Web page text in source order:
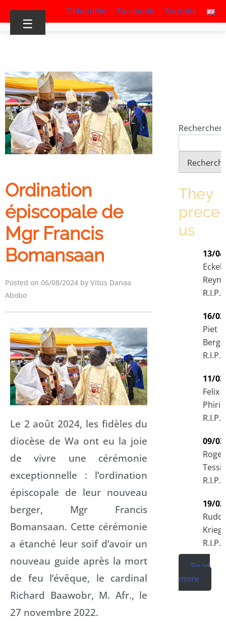
S’identifier Facebook Youtube
☰
Ordination
épiscopale de
Mgr Francis
Bomansaan
Posted on 06/08/2024 by Vitus Danaa
Abobo
Le 2 août 2024, les fidèles du
diocèse de Wa ont eu la joie
de vivre une cérémonie
exceptionnelle : l’ordination
épiscopale de leur nouveau
berger, Mgr Francis
Bomansaan. Cette cérémonie
a étanché leur soif d’avoir un
nouveau guide après la mort
de feu l’évêque, le cardinal
Richard Baawobr, M. Afr., le
27 novembre 2022.
Rechercher
They
us
13/
R.I.P.
16/
Piet
R.I.P.
11/
Felix
Phiri
R.I.P.
09/
Roger
R.I.P.
19/
R.I.P.
Read
more